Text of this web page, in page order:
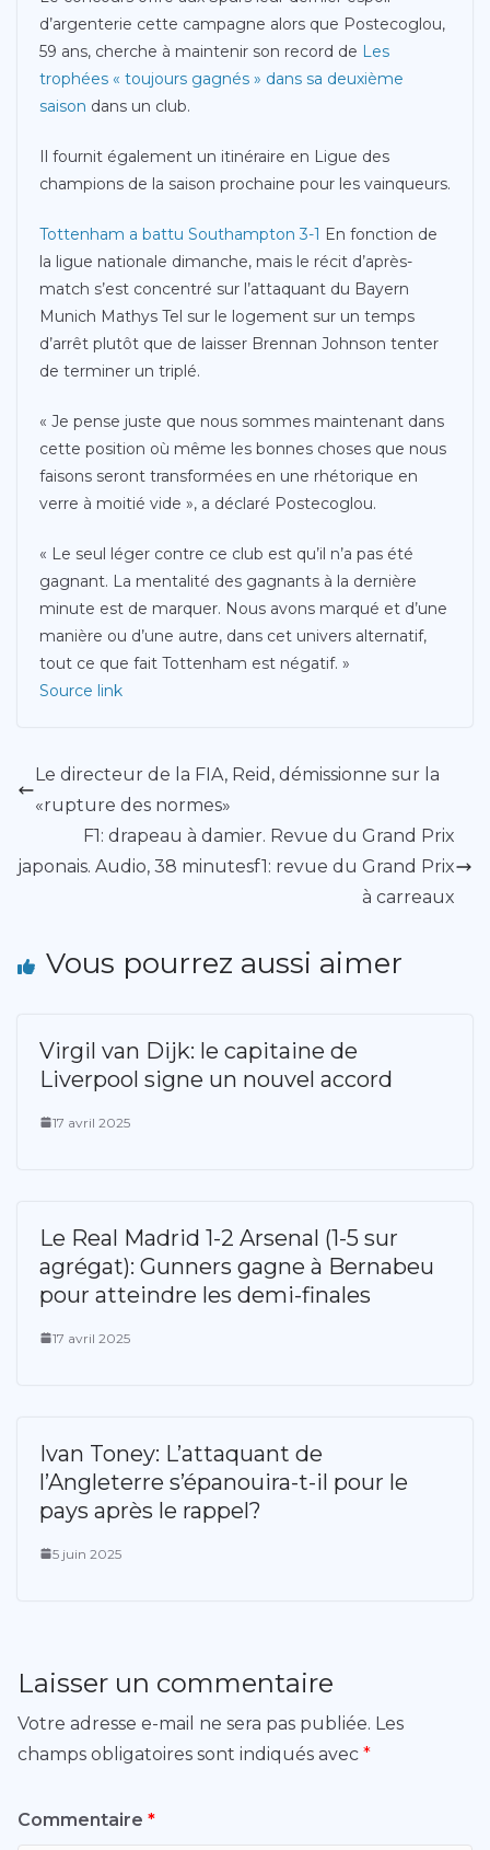
d’argenterie cette campagne alors que Postecoglou,
59 ans, cherche à maintenir son record de Les
trophées « toujours gagnés » dans sa deuxième
saison dans un club.
Il fournit également un itinéraire en Ligue des
champions de la saison prochaine pour les vainqueurs.
Tottenham a battu Southampton 3-1 En fonction de
la ligue nationale dimanche, mais le récit d’après-
match s’est concentré sur l’attaquant du Bayern
Munich Mathys Tel sur le logement sur un temps
d’arrêt plutôt que de laisser Brennan Johnson tenter
de terminer un triplé.
« Je pense juste que nous sommes maintenant dans
cette position où même les bonnes choses que nous
faisons seront transformées en une rhétorique en
verre à moitié vide », a déclaré Postecoglou.
« Le seul léger contre ce club est qu’il n’a pas été
gagnant. La mentalité des gagnants à la dernière
minute est de marquer. Nous avons marqué et d’une
manière ou d’une autre, dans cet univers alternatif,
tout ce que fait Tottenham est négatif. »
Source link
Le directeur de la FIA, Reid, démissionne sur la
«rupture des normes»
F1: drapeau à damier. Revue du Grand Prix
japonais. Audio, 38 minutesf1: revue du Grand Prix
à carreaux
Vous pourrez aussi aimer
Virgil van Dijk: le capitaine de
Liverpool signe un nouvel accord
17 avril 2025
Le Real Madrid 1-2 Arsenal (1-5 sur
agrégat): Gunners gagne à Bernabeu
pour atteindre les demi-finales
17 avril 2025
Ivan Toney: L’attaquant de
l’Angleterre s’épanouira-t-il pour le
pays après le rappel?
5 juin 2025
Laisser un commentaire
Votre adresse e-mail ne sera pas publiée. Les
champs obligatoires sont indiqués avec *
Commentaire *